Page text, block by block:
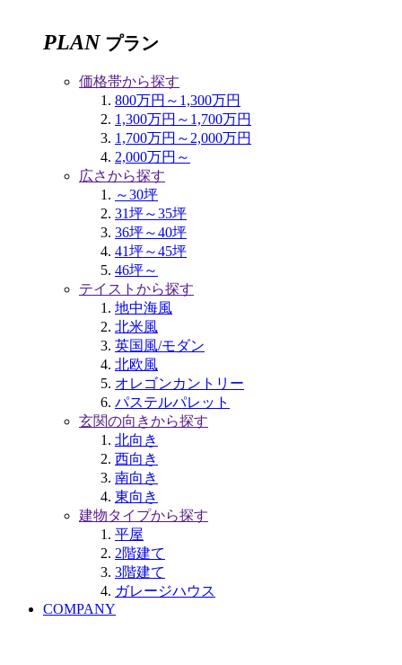
PLAN プラン
価格帯から探す
800万円～1,300万円
1,300万円～1,700万円
1,700万円～2,000万円
2,000万円～
広さから探す
～30坪
31坪～35坪
36坪～40坪
41坪～45坪
46坪～
テイストから探す
地中海風
北米風
英国風/モダン
北欧風
オレゴンカントリー
パステルパレット
玄関の向きから探す
北向き
西向き
南向き
東向き
建物タイプから探す
平屋
2階建て
3階建て
ガレージハウス
COMPANY